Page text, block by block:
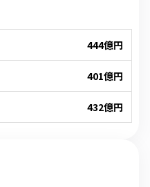
444億円
401億円
432億円